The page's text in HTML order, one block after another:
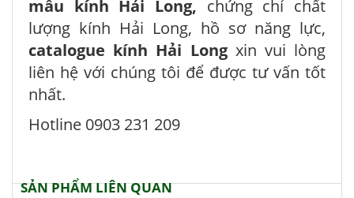
mẫu kính Hải Long, chứng chỉ chất
lượng kính Hải Long, hồ sơ năng lực,
catalogue kính Hải Long xin vui lòng
liên hệ với chúng tôi để được tư vấn tốt
nhất.
Hotline 0903 231 209
SẢN PHẨM LIÊN QUAN